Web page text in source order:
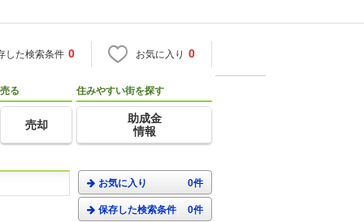
した検索条件 0 お気に入り 0
売る
売却
住みやすい街を探す
助成金
情報
お気に入り 0件
保存した検索条件 0件